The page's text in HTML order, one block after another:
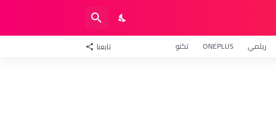
ريلمي ONEPLUS تكنو تابعنا